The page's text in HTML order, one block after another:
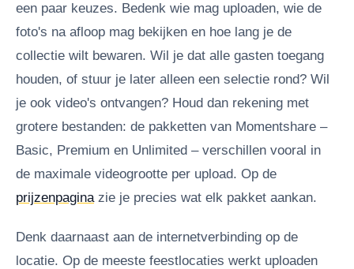
een paar keuzes. Bedenk wie mag uploaden, wie de
foto's na afloop mag bekijken en hoe lang je de
collectie wilt bewaren. Wil je dat alle gasten toegang
houden, of stuur je later alleen een selectie rond? Wil
je ook video's ontvangen? Houd dan rekening met
grotere bestanden: de pakketten van Momentshare –
Basic, Premium en Unlimited – verschillen vooral in
de maximale videogrootte per upload. Op de
prijzenpaginazie je precies wat elk pakket aankan.
Denk daarnaast aan de internetverbinding op de
locatie. Op de meeste feestlocaties werkt uploaden